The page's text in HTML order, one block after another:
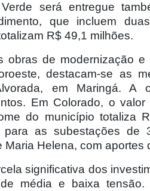
Verde será entregue
que incluem
R$ 49,1 milhões.
obras de modernização
destacam-se as
em Maringá. A
Em Colorado, o
do município totaliza
para as subestações de
Maria Helena, com aportes
significativa dos
média e baixa tensão.